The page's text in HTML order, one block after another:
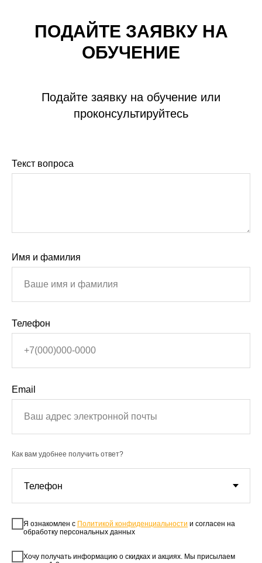
ПОДАЙТЕ ЗАЯВКУ НА
ОБУЧЕНИЕ
Подайте заявку на обучение или
проконсультируйтесь
Текст вопроса
Имя и фамилия
Телефон
Email
Как вам удобнее получить ответ?
Я ознакомлен с Политикой конфиденциальности и согласен на
обработку персональных данных
Хочу получать информацию о скидках и акциях. Мы присылаем